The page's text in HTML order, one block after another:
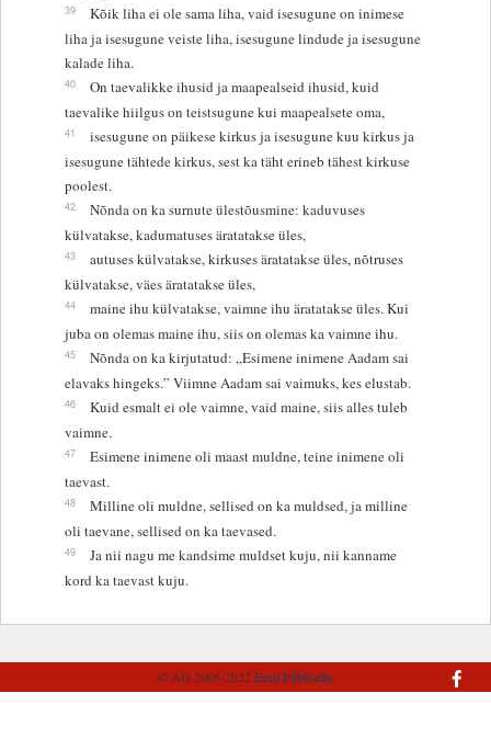
39
Kõik liha ei ole sama liha, vaid isesugune on inimese
liha ja isesugune veiste liha, isesugune lindude ja isesugune
kalade liha.
40
On taevalikke ihusid ja maapealseid ihusid, kuid
taevalike hiilgus on teistsugune kui maapealsete oma,
41
isesugune on päikese kirkus ja isesugune kuu kirkus ja
isesugune tähtede kirkus, sest ka täht erineb tähest kirkuse
poolest.
42
Nõnda on ka surnute ülestõusmine: kaduvuses
külvatakse, kadumatuses äratatakse üles,
43
autuses külvatakse, kirkuses äratatakse üles, nõtruses
külvatakse, väes äratatakse üles,
44
maine ihu külvatakse, vaimne ihu äratatakse üles. Kui
juba on olemas maine ihu, siis on olemas ka vaimne ihu.
45
Nõnda on ka kirjutatud: „Esimene inimene Aadam sai
elavaks hingeks.” Viimne Aadam sai vaimuks, kes elustab.
46
Kuid esmalt ei ole vaimne, vaid maine, siis alles tuleb
vaimne.
47
Esimene inimene oli maast muldne, teine inimene oli
taevast.
48
Milline oli muldne, sellised on ka muldsed, ja milline
oli taevane, sellised on ka taevased.
49
Ja nii nagu me kandsime muldset kuju, nii kanname
kord ka taevast kuju.
© AD 2005-2022Eesti Piibliselts